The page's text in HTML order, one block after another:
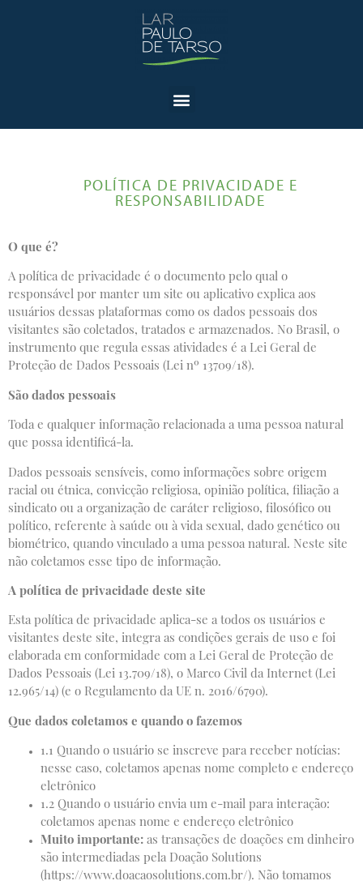
POLÍTICA DE PRIVACIDADE E
RESPONSABILIDADE
O que é?
A política de privacidade é o documento pelo qual o
responsável por manter um site ou aplicativo explica aos
usuários dessas plataformas como os dados pessoais dos
visitantes são coletados, tratados e armazenados. No Brasil, o
instrumento que regula essas atividades é a Lei Geral de
Proteção de Dados Pessoais (Lei nº 13709/18).
São dados pessoais
Toda e qualquer informação relacionada a uma pessoa natural
que possa identificá-la.
Dados pessoais sensíveis, como informações sobre origem
racial ou étnica, convicção religiosa, opinião política, filiação a
sindicato ou a organização de caráter religioso, filosófico ou
político, referente à saúde ou à vida sexual, dado genético ou
biométrico, quando vinculado a uma pessoa natural. Neste site
não coletamos esse tipo de informação.
A política de privacidade deste site
Esta política de privacidade aplica-se a todos os usuários e
visitantes deste site, integra as condições gerais de uso e foi
elaborada em conformidade com a Lei Geral de Proteção de
Dados Pessoais (Lei 13.709/18), o Marco Civil da Internet (Lei
12.965/14) (e o Regulamento da UE n. 2016/6790).
Que dados coletamos e quando o fazemos
1.1 Quando o usuário se inscreve para receber notícias:
nesse caso, coletamos apenas nome completo e endereço
eletrônico
1.2 Quando o usuário envia um e-mail para interação:
coletamos apenas nome e endereço eletrônico
Muito importante: as transações de doações em dinheiro
são intermediadas pela Doação Solutions
(https://www.doacaosolutions.com.br/). Não tomamos